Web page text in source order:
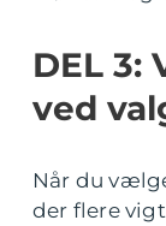
DEL 3:
ved
Når du
der flere